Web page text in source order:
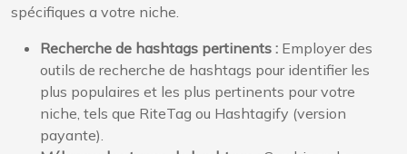
spécifiques a votre niche.
Recherche de hashtags pertinents : Employer des
outils de recherche de hashtags pour identifier les
plus populaires et les plus pertinents pour votre
niche, tels que RiteTag ou Hashtagify (version
payante).